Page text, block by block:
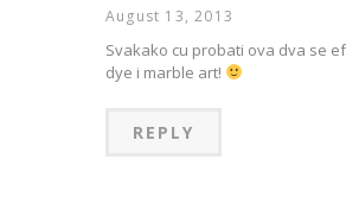
August 13, 2013
Svakako cu probati ova dva se
dye i marble art!
REPLY